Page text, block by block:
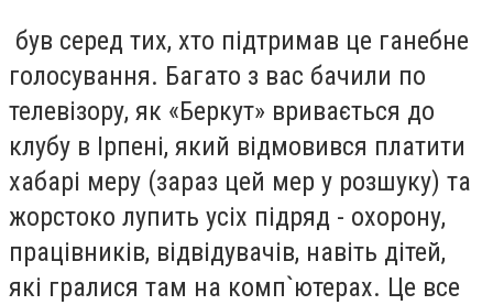
був серед тих, хто підтримав це ганебне
голосування. Багато з вас бачили по
телевізору, як «Беркут» вривається до
клубу в Ірпені, який відмовився платити
хабарі меру (зараз цей мер у розшуку) та
жорстоко лупить усіх підряд - охорону,
працівників, відвідувачів, навіть дітей,
які гралися там на комп`ютерах. Це все